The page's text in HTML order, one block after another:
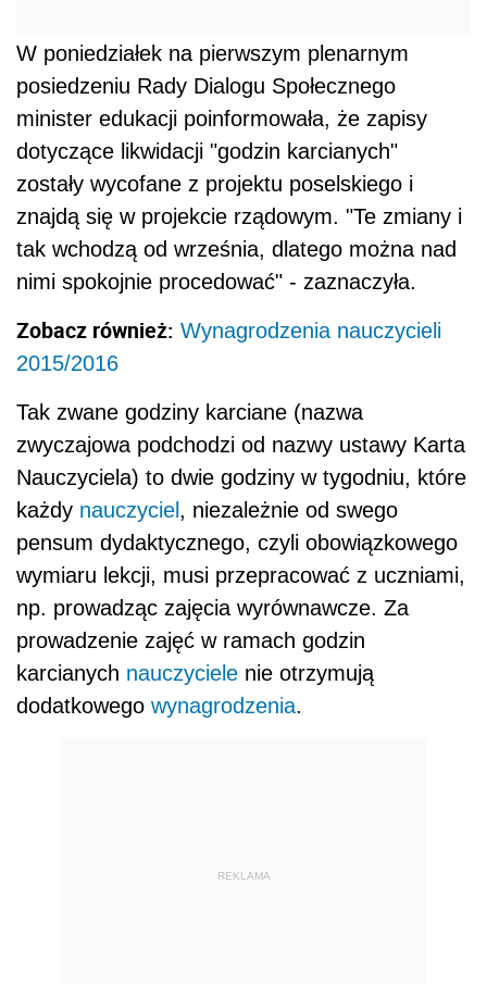
W poniedziałek na pierwszym plenarnym
posiedzeniu Rady Dialogu Społecznego
minister edukacji poinformowała, że zapisy
dotyczące likwidacji "godzin karcianych"
zostały wycofane z projektu poselskiego i
znajdą się w projekcie rządowym. "Te zmiany i
tak wchodzą od września, dlatego można nad
nimi spokojnie procedować" - zaznaczyła.
Zobacz również: Wynagrodzenia nauczycieli
2015/2016
Tak zwane godziny karciane (nazwa
zwyczajowa podchodzi od nazwy ustawy Karta
Nauczyciela) to dwie godziny w tygodniu, które
każdy nauczyciel , niezależnie od swego
pensum dydaktycznego, czyli obowiązkowego
wymiaru lekcji, musi przepracować z uczniami,
np. prowadząc zajęcia wyrównawcze. Za
prowadzenie zajęć w ramach godzin
karcianych nauczyciele nie otrzymują
dodatkowego wynagrodzenia.
REKLAMA